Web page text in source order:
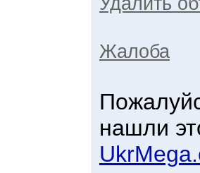
Жалоба
нашли